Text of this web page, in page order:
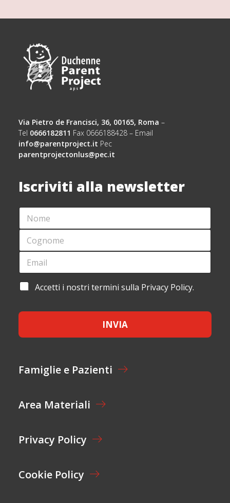
Via Pietro de Francisci, 36, 00165, Roma –
Tel 0666182811 Fax 0666188428 – Email
info@parentproject.it Pec
parentprojectonlus@pec.it
Iscriviti alla newsletter
N
M
*
N
M
*
C
G
O
E
E
A
I
L
A
E
T
O
*
Accetti i nostri termini sulla Privacy Policy.
INVIA
Famiglie e Pazienti
Area Materiali
Privacy Policy
Cookie Policy